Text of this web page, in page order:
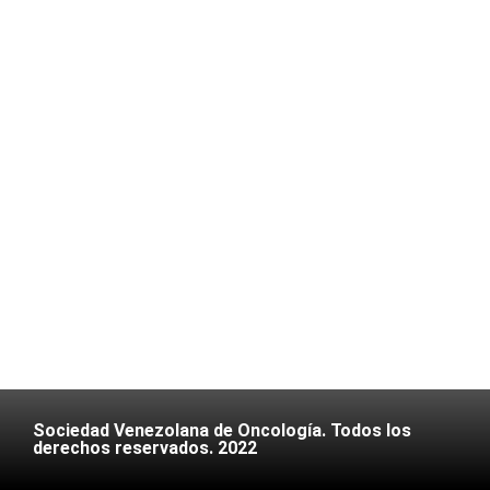
Sociedad Venezolana de Oncología. Todos los
derechos reservados. 2022